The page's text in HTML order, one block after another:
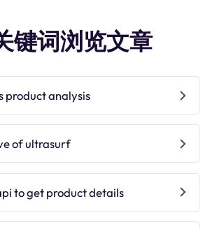
键词浏览文章
product analysis
of ultrasurf
to get product details